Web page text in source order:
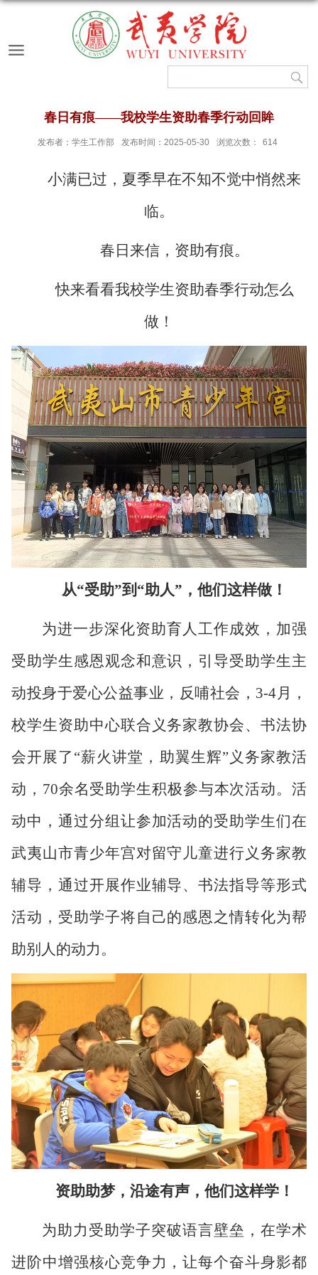
春日有痕——我校学生资助春季行动回眸
发布者：学生工作部 发布时间：2025-05-30 浏览次数： 614
小满已过，夏季早在不知不觉中悄然来
临。
春日来信，资助有痕。
快来看看我校学生资助春季行动怎么
做！
从“受助”到“助人”，他们这样做！
为进一步深化资助育人工作成效，加强
受助学生感恩观念和意识，引导受助学生主
动投身于爱心公益事业，反哺社会， 3-4月，
校学生资助中心联合义务家教协会、书法协
会开展了“薪火讲堂，助翼生辉”义务家教活
动，70余名受助学生积极参与本次活动。活
动中，通过分组让参加活动的受助学生们在
武夷山市青少年宫对留守儿童进行义务家教
辅导，通过开展作业辅导、书法指导等形式
活动，受助学子将自己的感恩之情转化为帮
助别人的动力。
资助助梦，沿途有声，他们这样学！
为助力受助学子突破语言壁垒，在学术
进阶中增强核心竞争力，让每个奋斗身影都